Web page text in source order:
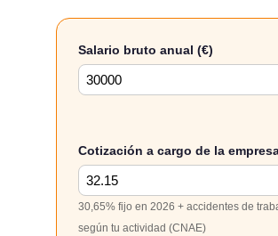
Salario bruto anual (€)
Cotización a cargo de la
30,65% fijo en 2026 + accidentes de
según tu actividad (CNAE)